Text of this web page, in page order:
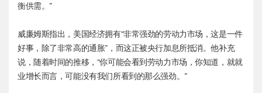
衡供需。”
威廉姆斯指出，美国经济拥有“非常强劲的劳动力市场，这是一件
好事，除了非常高的通胀”，而这正被央行加息所抵消。他补充
说，随着时间的推移，“你可能会看到劳动力市场，你知道，就就
业增长而言，可能没有我们所看到的那么强劲。”